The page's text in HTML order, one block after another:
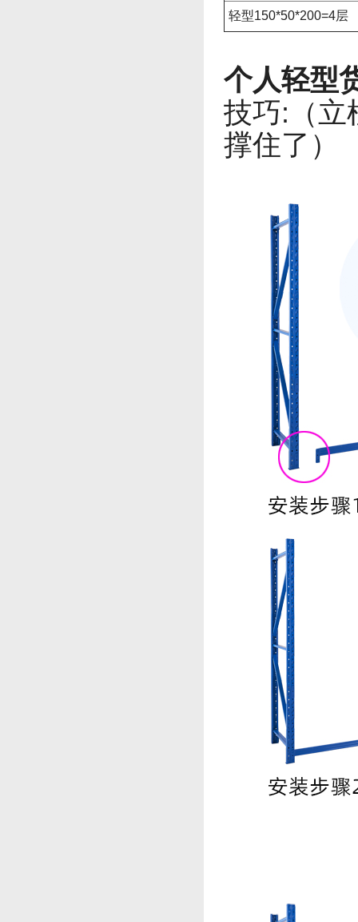
轻型150*50*200=4层
个人轻型
技巧:（立
撑住了）